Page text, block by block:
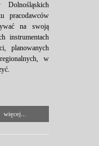
pracodawców
na swoją
instrumentach
planowanych
w
więcej...